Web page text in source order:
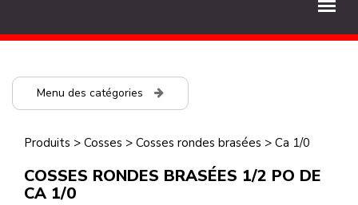
Menu des catégories
Produits > Cosses > Cosses rondes brasées > Ca 1/0
COSSES RONDES BRASÉES 1/2 PO DE
CA 1/0